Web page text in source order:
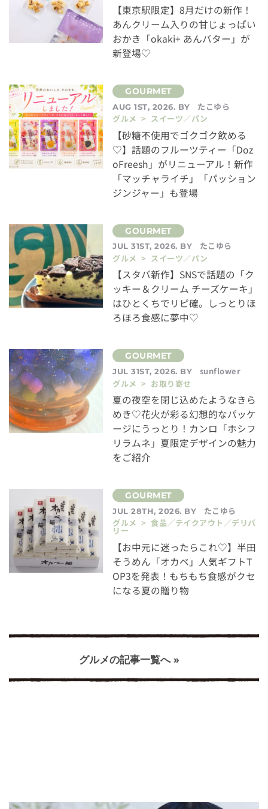
【東京駅限定】8月だけの新作！
あんクリーム入りの甘じょっぱい
おかき「okaki+ あんバター」が
新登場♡
AUG 1ST, 2026. BY
たこゆら
グルメ > スイーツ／パン
【砂糖不使用でゴクゴク飲める
♡】話題のフルーツティー「Doz
oFreesh」がリニューアル！新作
「マッチャライチ」「パッション
ジンジャー」も登場
JUL 31ST, 2026. BY
たこゆら
グルメ > スイーツ／パン
【スタバ新作】SNSで話題の「ク
ッキー＆クリーム チーズケーキ」
はひとくちでリピ確。しっとりほ
ろほろ食感に夢中♡
JUL 31ST, 2026. BY
sunflower
グルメ > お取り寄せ
夏の夜空を閉じ込めたようなきら
めき♡花火が彩る幻想的なパッケ
ージにうっとり！カンロ「ホシフ
リラムネ」夏限定デザインの魅力
をご紹介
JUL 28TH, 2026. BY
たこゆら
グルメ > 食品／テイクアウト／デリバ
リー
【お中元に迷ったらこれ♡】半田
そうめん「オカベ」人気ギフトT
OP3を発表！もちもち食感がクセ
になる夏の贈り物
グルメの記事一覧へ »